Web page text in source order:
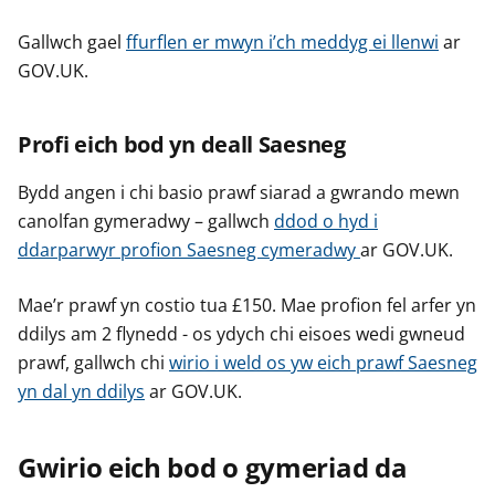
Gallwch gael ffurflen er mwyn i’ch meddyg ei llenwi ar
GOV.UK.
Profi eich bod yn deall Saesneg
Bydd angen i chi basio prawf siarad a gwrando mewn
canolfan gymeradwy – gallwch ddod o hyd i
ddarparwyr profion Saesneg cymeradwyar GOV.UK.
Mae’r prawf yn costio tua £150. Mae profion fel arfer yn
ddilys am 2 flynedd - os ydych chi eisoes wedi gwneud
prawf, gallwch chi wirio i weld os yw eich prawf Saesneg
yn dal yn ddilys ar GOV.UK.
Gwirio eich bod o gymeriad da